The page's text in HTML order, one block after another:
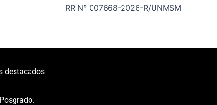
RR N° 007668-2026-R/UNMSM
destacados
Posgrado.